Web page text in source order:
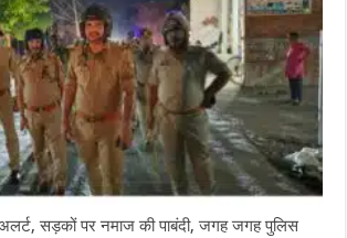
अलर्ट, सड़कों पर नमाज की पाबंदी, जगह जगह पुलिस